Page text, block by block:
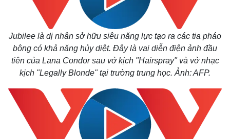
Thế giới
Quan sát
Multimedia
Video
Jubilee là dị nhân sở hữu siêu năng lực tạo ra các tia pháo
bông có khả năng hủy diệt. Đây là vai diễn điện ảnh đầu
tiên của Lana Condor sau vở kịch "Hairspray" và vở nhạc
kịch "Legally Blonde" tại trường trung học. Ảnh: AFP.